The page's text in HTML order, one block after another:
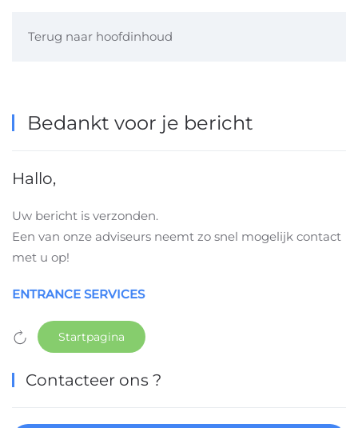
Terug naar hoofdinhoud
Bedankt voor je bericht
Hallo,
Uw bericht is verzonden.
Een van onze adviseurs neemt zo snel mogelijk contact
met u op!
ENTRANCE SERVICES
Startpagina
Contacteer ons ?